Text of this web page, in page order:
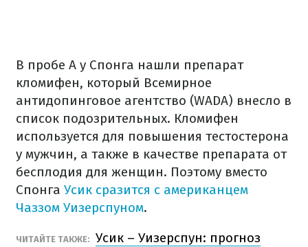
В пробе А у Спонга нашли препарат
кломифен, который Всемирное
антидопинговое агентство (WADA) внесло в
список подозрительных. Кломифен
используется для повышения тестостерона
у мужчин, а также в качестве препарата от
бесплодия для женщин. Поэтому вместо
Спонга Усик сразится с американцем
Чаззом Уизерспуном.
ЧИТАЙТЕ ТАКЖЕ: Усик – Уизерспун: прогноз